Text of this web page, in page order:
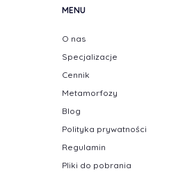
MENU
O nas
Specjalizacje
Cennik
Metamorfozy
Blog
Polityka prywatności
Regulamin
Pliki do pobrania